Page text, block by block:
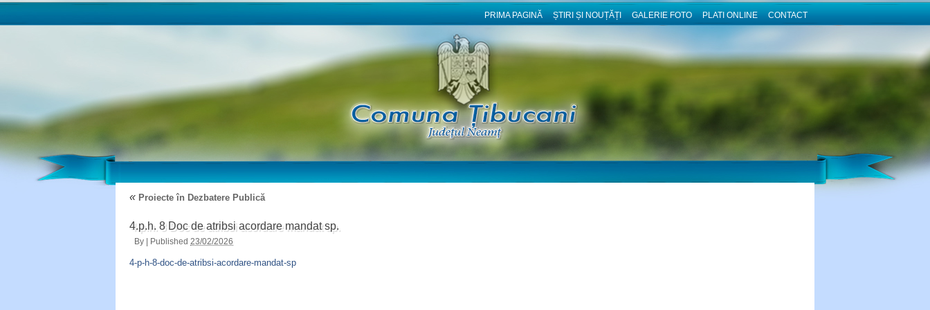
PRIMA PAGINĂ ȘTIRI ȘI NOUȚĂȚI GALERIE FOTO PLATI ONLINE CONTACT
« Proiecte în Dezbatere Publică
4.p.h. 8 Doc de atribsi acordare mandat sp.
By | Published 23/02/2026
4-p-h-8-doc-de-atribsi-acordare-mandat-sp